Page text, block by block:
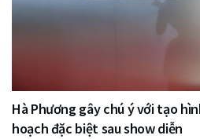
Hà Phương gây chú ý với tạo
hoạch đặc biệt sau show diễn